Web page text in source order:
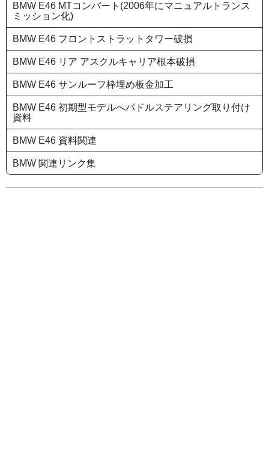
BMW E46 MTコンバート(2006年にマニュアルトランス
ミッション化)
BMW E46 フロントストラットタワー破損
BMW E46 リア アスクルキャリア根本破損
BMW E46 サンルーフ枠埋め板金加工
BMW E46 初期型モデルへパドルステアリング取り付け
資料
BMW E46 資料関連
BMW 関連リンク集